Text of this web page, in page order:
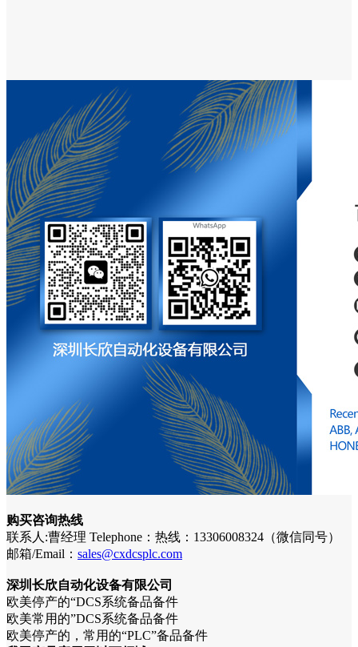
购买咨询热线
联系人:曹经理 Telephone：热线：13306008324（微信同号）
邮箱/Email： sales@cxdcsplc.com
深圳长欣自动化设备有限公司
欧美停产的“DCS系统备品备件
欧美常用的”DCS系统备品备件
欧美停产的，常用的“PLC”备品备件